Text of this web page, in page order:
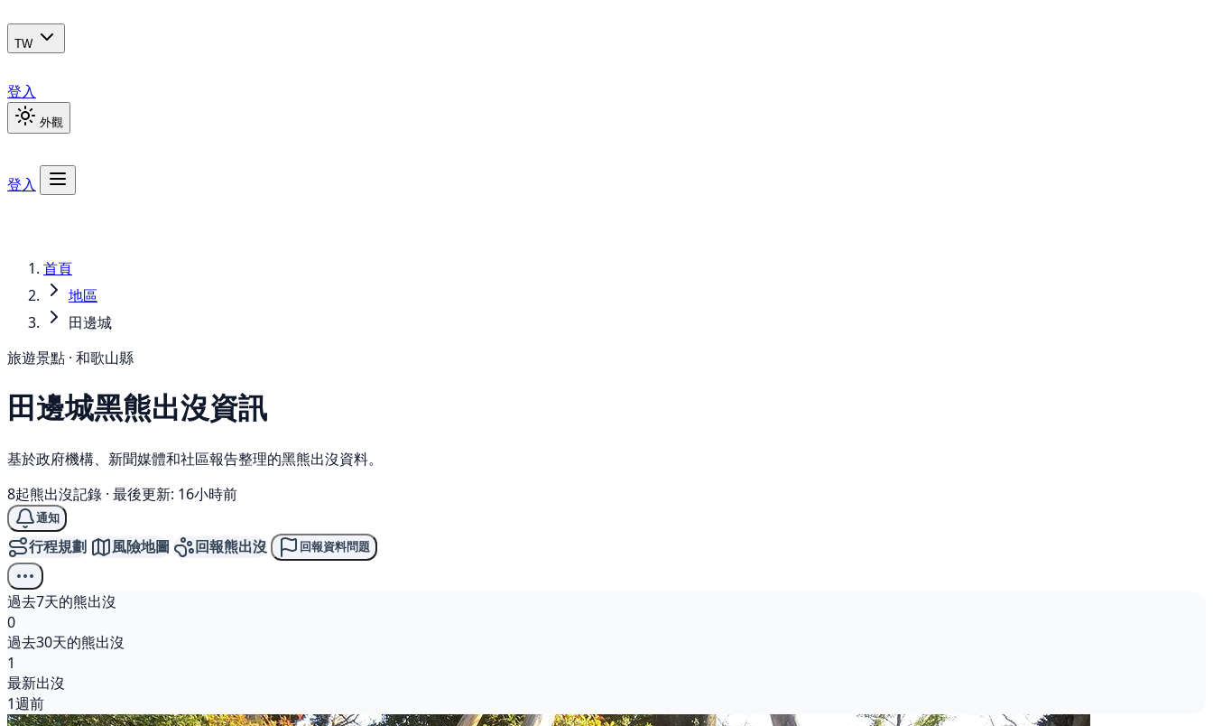
TW
登入
外觀
登入
首頁
地區
田邊城
旅遊景點 · 和歌山縣
田邊城黑熊出沒資訊
基於政府機構、新聞媒體和社區報告整理的黑熊出沒資料。
8起熊出沒記錄 · 最後更新: 16小時前
通知
行程規劃 風險地圖 回報熊出沒 回報資料問題
過去7天的熊出沒
0
過去30天的熊出沒
1
最新出沒
1週前